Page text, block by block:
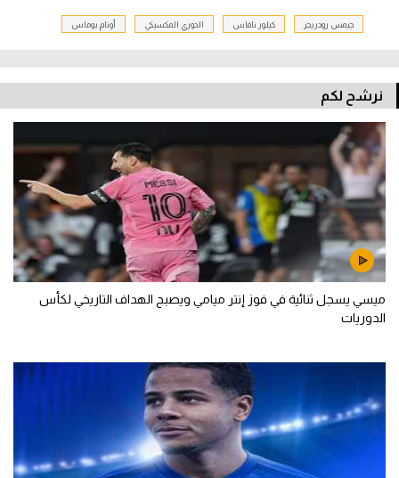
جيمس رودريجز كيلور نافاس الدوري المكسيكي أونام بوماس
نرشح لكم
ميسي يسجل ثنائية في فوز إنتر ميامي ويصبح الهداف التاريخي لكأس
الدوريات